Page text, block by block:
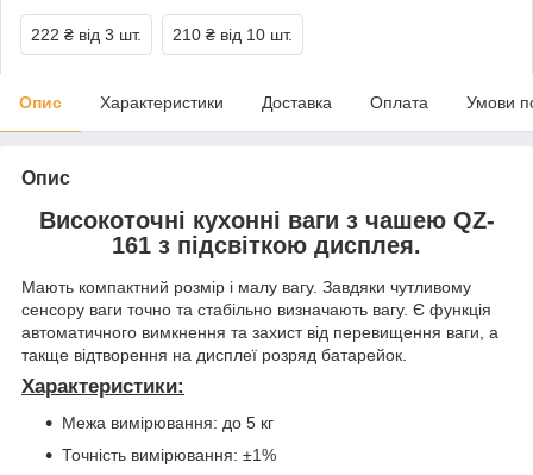
222 ₴ від 3 шт. 210 ₴ від 10 шт.
Опис Характеристики Доставка Оплата Умови
Опис
Високоточні кухонні ваги з чашею QZ-
161 з підсвіткою дисплея.
Мають компактний розмір і малу вагу. Завдяки чутливому
сенсору ваги точно та стабільно визначають вагу. Є функція
автоматичного вимкнення та захист від перевищення ваги, а
такще відтворення на дисплеї розряд батарейок.
Характеристики:
Межа вимірювання: до 5 кг
Точність вимірювання: ±1%